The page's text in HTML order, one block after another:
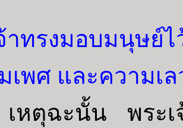
าทรงมอบมนุษย์
เพศ และความเ
หตุฉะนั้น พระเ